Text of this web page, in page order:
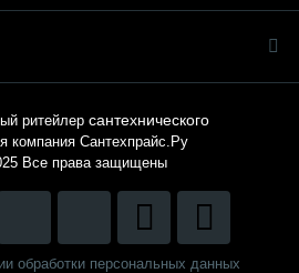
ритейлер сантехнического
компания Сантехпрайс.Ру
Все права защищены
обработки персональных данных